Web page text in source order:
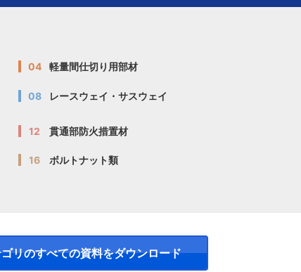
04 軽量間仕切り用部材
08 レースウェイ・サスウェイ
12 貫通部防火措置材
16
ボルトナット類
リのすべての資料をダウンロード